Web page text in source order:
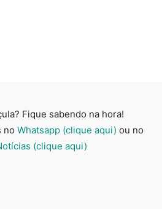
Fique sabendo na hora!
no Whatsapp (clique aqui) ou no
(clique aqui)